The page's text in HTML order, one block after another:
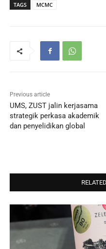
TAGS MCMC
Previous article
UMS, ZUST jalin kerjasama
strategik perkasa akademik
dan penyelidikan global